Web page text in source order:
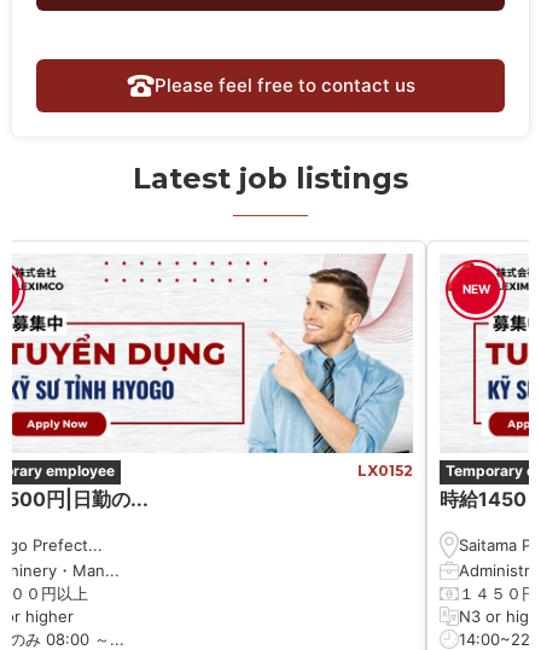
Please feel free to contact us
Latest job listings
employee LX0152
円|日勤の...
Prefect...
・Man...
００円以上
or higher
のみ 08:00 ～...
NEW
Temporary
時給1450
Saitama
１４５０
N3 or